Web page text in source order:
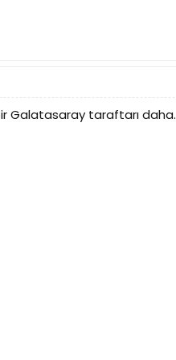
Galatasaray taraftarı daha.